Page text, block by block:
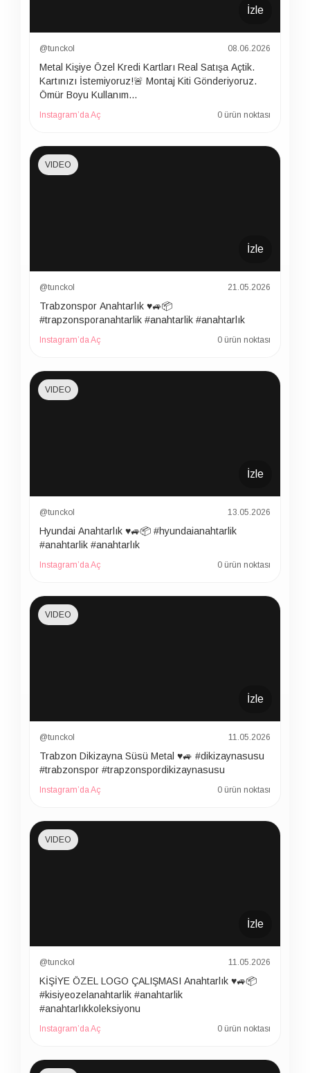
İzle
@tunckol 08.06.2026
Metal Kişiye Özel Kredi Kartları Real Satışa Açtik.
Kartınızı İstemiyoruz!🚨 Montaj Kiti Gönderiyoruz.
Ömür Boyu Kullanım…
Instagram’da Aç 0 ürün noktası
İzle
VIDEO
@tunckol 21.05.2026
Trabzonspor Anahtarlık ♥️🚙📦
#trapzonsporanahtarlik #anahtarlik #anahtarlık
Instagram’da Aç 0 ürün noktası
İzle
VIDEO
@tunckol 13.05.2026
Hyundai Anahtarlık ♥️🚙📦 #hyundaianahtarlik
#anahtarlik #anahtarlık
Instagram’da Aç 0 ürün noktası
İzle
VIDEO
@tunckol 11.05.2026
Trabzon Dikizayna Süsü Metal ♥️🚙 #dikizaynasusu
#trabzonspor #trapzonspordikizaynasusu
Instagram’da Aç 0 ürün noktası
İzle
VIDEO
@tunckol 11.05.2026
KİŞİYE ÖZEL LOGO ÇALIŞMASI Anahtarlık ♥️🚙📦
#kisiyeozelanahtarlik #anahtarlik
#anahtarlıkkoleksiyonu
Instagram’da Aç 0 ürün noktası